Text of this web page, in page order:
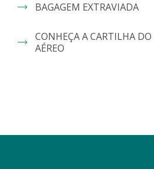
BAGAGEM EXTRAVIADA
CONHEÇA A CARTILHA
AÉREO